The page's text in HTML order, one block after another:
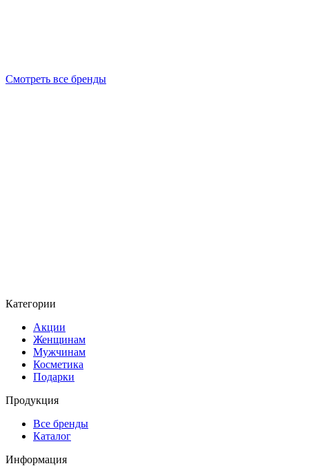
Смотреть все бренды
Категории
Акции
Женщинам
Мужчинам
Косметика
Подарки
Продукция
Все бренды
Каталог
Информация